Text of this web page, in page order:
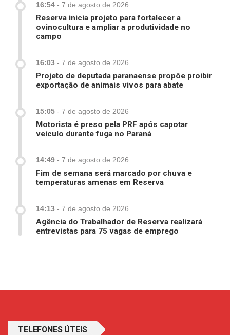
16:54 - 7 de agosto de 2026
Reserva inicia projeto para fortalecer a
ovinocultura e ampliar a produtividade no
campo
16:03 - 7 de agosto de 2026
Projeto de deputada paranaense propõe proibir
exportação de animais vivos para abate
15:05 - 7 de agosto de 2026
Motorista é preso pela PRF após capotar
veículo durante fuga no Paraná
14:49 - 7 de agosto de 2026
Fim de semana será marcado por chuva e
temperaturas amenas em Reserva
14:13 - 7 de agosto de 2026
Agência do Trabalhador de Reserva realizará
entrevistas para 75 vagas de emprego
TELEFONES ÚTEIS